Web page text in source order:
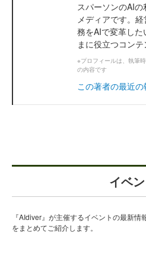
スパーソンのAI
メディアです。
務をAIで変革した
まに役立つコンテ
※プロフィールは、執筆
の内容です
この著者の最近
イベ
『AIdiver』が主催するイベントの最新
をまとめてご紹介します。